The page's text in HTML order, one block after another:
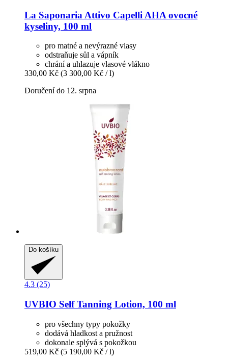
La Saponaria Attivo Capelli AHA ovocné
kyseliny, 100 ml
pro matné a nevýrazné vlasy
odstraňuje sůl a vápník
chrání a uhlazuje vlasové vlákno
330,00 Kč (3 300,00 Kč / l)
Doručení do 12. srpna
Do košíku
4.3 (25)
UVBIO Self Tanning Lotion, 100 ml
pro všechny typy pokožky
dodává hladkost a pružnost
dokonale splývá s pokožkou
519,00 Kč (5 190,00 Kč / l)